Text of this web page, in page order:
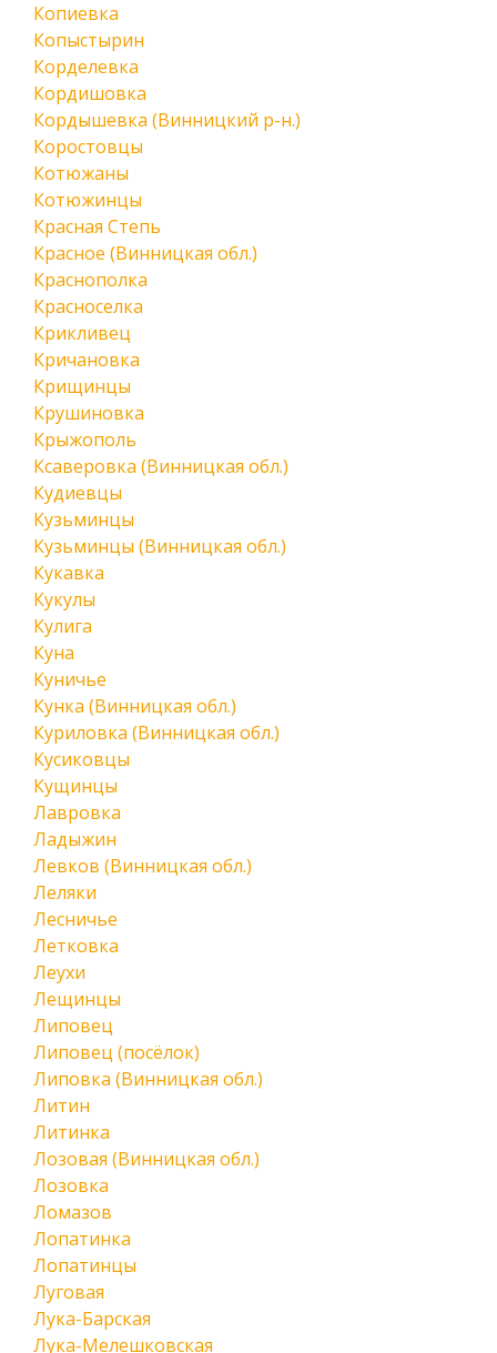
Копиевка
Копыстырин
Корделевка
Кордишовка
Кордышевка (Винницкий р-н.)
Коростовцы
Котюжаны
Котюжинцы
Красная Степь
Красное (Винницкая обл.)
Краснополка
Красноселка
Крикливец
Кричановка
Крищинцы
Крушиновка
Крыжополь
Ксаверовка (Винницкая обл.)
Кудиевцы
Кузьминцы
Кузьминцы (Винницкая обл.)
Кукавка
Кукулы
Кулига
Куна
Куничье
Кунка (Винницкая обл.)
Куриловка (Винницкая обл.)
Кусиковцы
Кущинцы
Лавровка
Ладыжин
Левков (Винницкая обл.)
Леляки
Лесничье
Летковка
Леухи
Лещинцы
Липовец
Липовец (посёлок)
Липовка (Винницкая обл.)
Литин
Литинка
Лозовая (Винницкая обл.)
Лозовка
Ломазов
Лопатинка
Лопатинцы
Луговая
Лука-Барская
Лука-Мелешковская